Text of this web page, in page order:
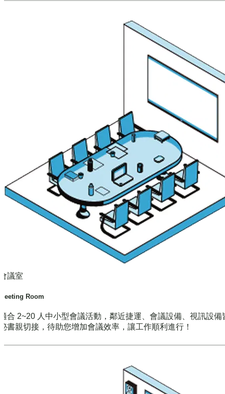
議室
Room
合 2~20 人中小型會議活動，鄰近捷運、會議設備、視訊設備
書親切接，待助您增加會議效率，讓工作順利進行！